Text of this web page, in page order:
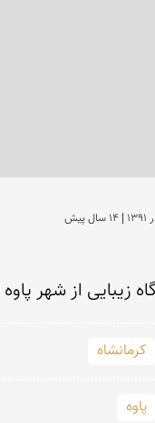
زیبایی از شهر
کرمانشاه
پاوه